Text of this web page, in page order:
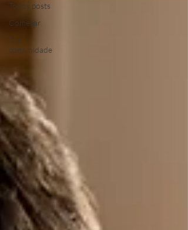
Todos posts
Começar
Sua
comunidade